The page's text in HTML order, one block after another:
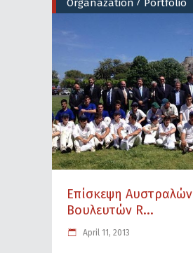
Organazation Portfolio
Επίσκεψη Αυστραλών
Βουλευτών R...
April 11, 2013